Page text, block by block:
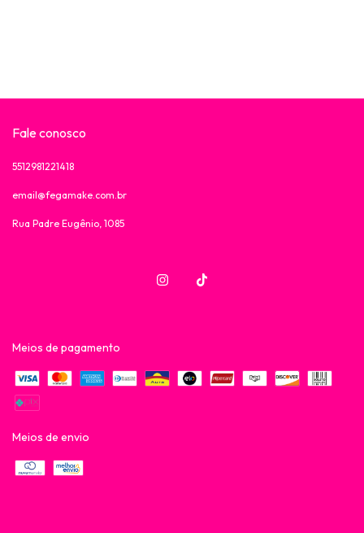
Fale conosco
5512981221418
email@fegamake.com.br
Rua Padre Eugênio, 1085
Meios de pagamento
Meios de envio